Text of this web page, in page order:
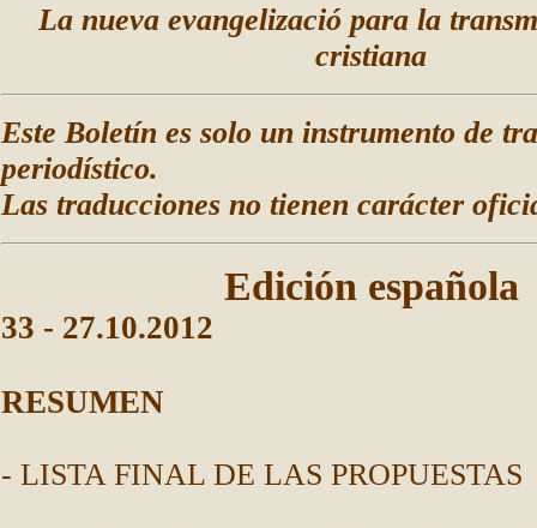
La nueva evangelizació para la
cristiana
Este Boletín es solo un instrumento de
periodístico.
Las traducciones no tienen carácter
Edición española
33 - 27.10.2012
RESUMEN
- LISTA FINAL DE LAS PROPUESTAS